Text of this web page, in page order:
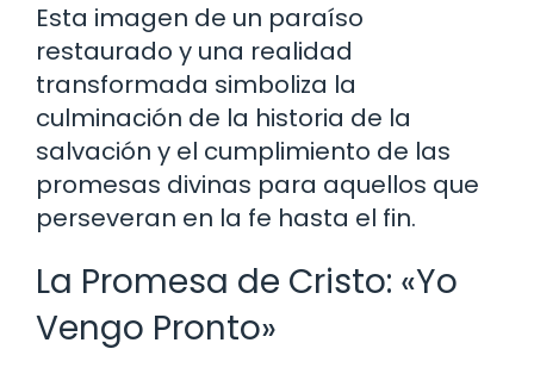
Esta imagen de un paraíso
restaurado y una realidad
transformada simboliza la
culminación de la historia de la
salvación y el cumplimiento de las
promesas divinas para aquellos que
perseveran en la fe hasta el fin.
La Promesa de Cristo: «Yo
Vengo Pronto»